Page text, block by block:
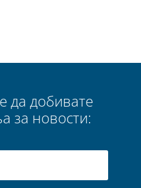
да добивате
за новости: